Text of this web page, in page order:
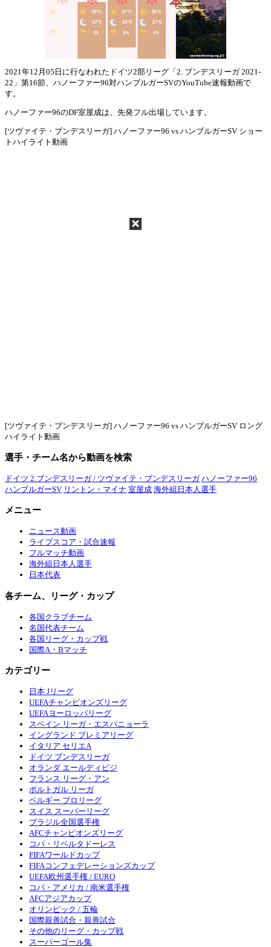
2021年12月05日に行なわれたドイツ2部リーグ「2. ブンデスリーガ 2021-
22」第16節、ハノーファー96対ハンブルガーSVのYouTube速報動画で
す。
ハノーファー96のDF室屋成は、先発フル出場しています。
[ツヴァイテ・ブンデスリーガ] ハノーファー96 vs ハンブルガーSV ショー
トハイライト動画
[ツヴァイテ・ブンデスリーガ] ハノーファー96 vs ハンブルガーSV ロング
ハイライト動画
選手・チーム名から動画を検索
ドイツ 2.ブンデスリーガ / ツヴァイテ・ブンデスリーガ ハノーファー96
ハンブルガーSV リントン・マイナ 室屋成 海外組日本人選手
メニュー
ニュース動画
ライブスコア・試合速報
フルマッチ動画
海外組日本人選手
日本代表
各チーム、リーグ・カップ
各国クラブチーム
名国代表チーム
各国リーグ・カップ戦
国際A・Bマッチ
カテゴリー
日本 Jリーグ
UEFAチャンピオンズリーグ
UEFAヨーロッパリーグ
スペイン リーガ・エスパニョーラ
イングランド プレミアリーグ
イタリア セリエA
ドイツ ブンデスリーガ
オランダ エールディビジ
フランス リーグ・アン
ポルトガル リーガ
ベルギー プロリーグ
スイス スーパーリーグ
ブラジル全国選手権
AFCチャンピオンズリーグ
コパ・リベルタドーレス
FIFAワールドカップ
FIFAコンフェデレーションズカップ
UEFA欧州選手権 / EURO
コパ・アメリカ / 南米選手権
AFCアジアカップ
オリンピック / 五輪
国際親善試合・親善試合
その他のリーグ・カップ戦
スーパーゴール集